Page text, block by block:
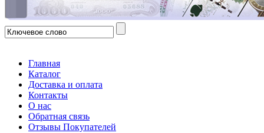
Главная
Каталог
Доставка и оплата
Контакты
О нас
Обратная связь
Отзывы Покупателей